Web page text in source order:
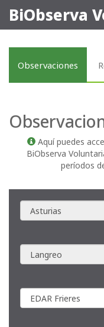
BiObserva
Observaciones
Aquí puedes
BiObserva
períodos